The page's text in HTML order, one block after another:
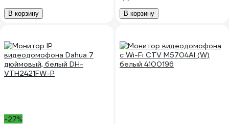
В корзину
(94712HA+94208-1080PW)
94712HA+94208-1080PWH
В корзину
-27%